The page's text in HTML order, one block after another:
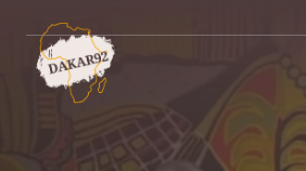
contenu